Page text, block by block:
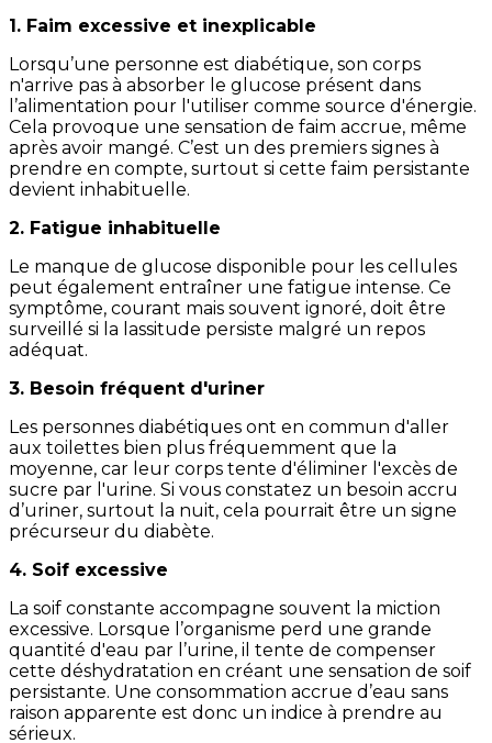
1. Faim excessive et inexplicable
Lorsqu’une personne est diabétique, son corps
n'arrive pas à absorber le glucose présent dans
l’alimentation pour l'utiliser comme source d'énergie.
Cela provoque une sensation de faim accrue, même
après avoir mangé. C’est un des premiers signes à
prendre en compte, surtout si cette faim persistante
devient inhabituelle.
2. Fatigue inhabituelle
Le manque de glucose disponible pour les cellules
peut également entraîner une fatigue intense. Ce
symptôme, courant mais souvent ignoré, doit être
surveillé si la lassitude persiste malgré un repos
adéquat.
3. Besoin fréquent d'uriner
Les personnes diabétiques ont en commun d'aller
aux toilettes bien plus fréquemment que la
moyenne, car leur corps tente d'éliminer l'excès de
sucre par l'urine. Si vous constatez un besoin accru
d’uriner, surtout la nuit, cela pourrait être un signe
précurseur du diabète.
4. Soif excessive
La soif constante accompagne souvent la miction
excessive. Lorsque l’organisme perd une grande
quantité d'eau par l’urine, il tente de compenser
cette déshydratation en créant une sensation de soif
persistante. Une consommation accrue d’eau sans
raison apparente est donc un indice à prendre au
sérieux.